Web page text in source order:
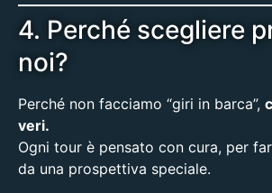
4. Perché scegliere
noi?
Perché non facciamo “giri in barca”,
veri.
Ogni tour è pensato con cura, per
da una prospettiva speciale.